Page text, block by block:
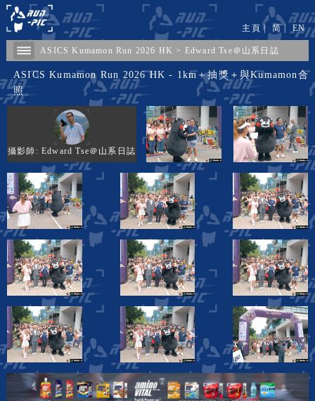
ASICS Kumamon Run 2026 HK > Edward Tse＠山系日誌
主頁 | 简| EN
ASICS Kumamon Run 2026 HK - 1km＋抽獎＋與Kumamon合
照
攝影師: Edward Tse＠山系日誌